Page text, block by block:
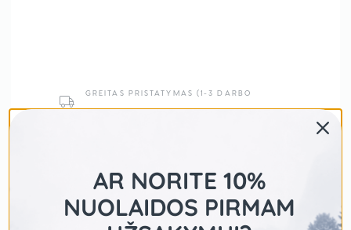
GREITAS PRISTATYMAS (1-3 DARBO
DIENOS)
AR NORITE 10%
NUOLAIDOS PIRMAM